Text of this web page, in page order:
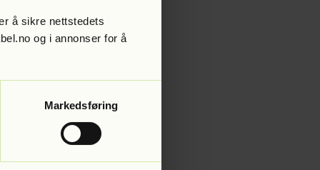
å sikre nettstedets
og i annonser for å
Markedsføring